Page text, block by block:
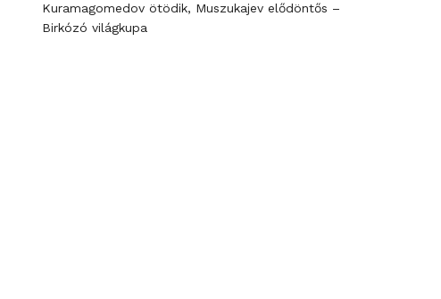
Kuramagomedov ötödik, Muszukajev elődöntős –
Birkózó világkupa